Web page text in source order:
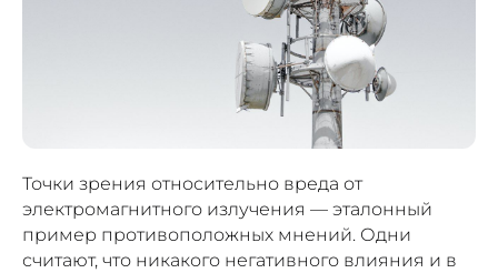
Точки зрения относительно вреда от
электромагнитного излучения — эталонный
пример противоположных мнений. Одни
считают, что никакого негативного влияния и в